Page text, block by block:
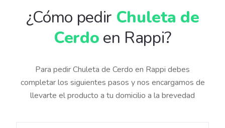
¿Cómo pedir Chuleta de
Cerdo en Rappi?
Para pedir Chuleta de Cerdo en Rappi debes
completar los siguientes pasos y nos encargamos de
llevarte el producto a tu domicilio a la brevedad